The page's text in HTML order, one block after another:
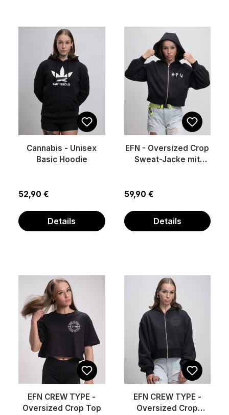
Cannabis - Unisex
Basic Hoodie
Regulärer Preis:
52,90 €
Details
EFN - Oversized Crop
Sweat-Jacke mit
Regulärer Preis:
59,90 €
Details
EFN CREW TYPE -
Oversized Crop Top
EFN CREW TYPE -
Oversized Crop